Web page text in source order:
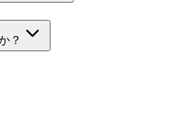
？